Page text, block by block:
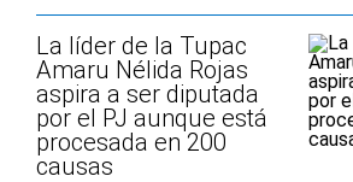
La líder de la Tupac
Amaru Nélida Rojas
aspira a ser diputada
por el PJ aunque está
procesada en 200
causas